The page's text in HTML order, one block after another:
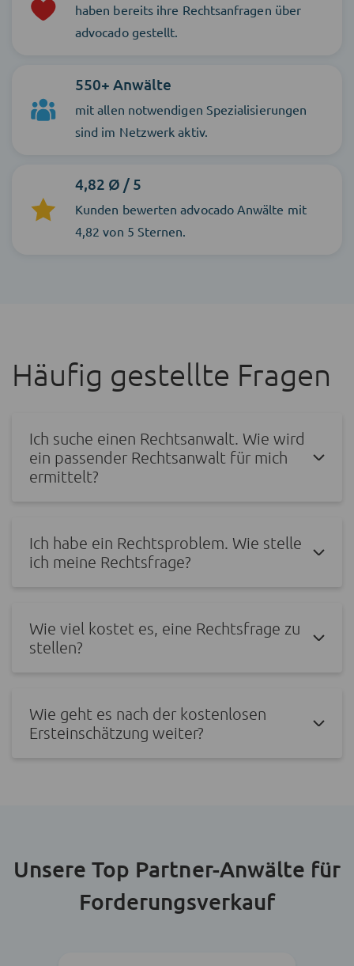
haben bereits ihre Rechtsanfragen über
advocado gestellt.
550+ Anwälte
mit allen notwendigen Spezialisierungen
sind im Netzwerk aktiv.
4,82 Ø / 5
Kunden bewerten advocado Anwälte mit
4,82 von 5 Sternen.
Häufig gestellte Fragen
Ich suche einen Rechtsanwalt. Wie wird
ein passender Rechtsanwalt für mich
ermittelt?
Ich habe ein Rechtsproblem. Wie stelle
ich meine Rechtsfrage?
Wie viel kostet es, eine Rechtsfrage zu
stellen?
Wie geht es nach der kostenlosen
Ersteinschätzung weiter?
Unsere Top Partner-Anwälte für
Forderungsverkauf